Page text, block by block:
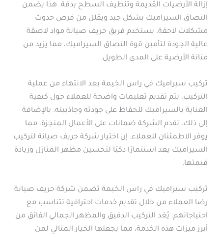
إزالة الأرضيات القديمة وتنظيف السطح بدقة. هذا يضمن
التصاق السيراميك بشكل جيد ويقلل من فرص حدوث
مشكلات لاحقة. يستخدم فريق حريف صيانة مواد لاصقة
عالية الجودة لتأمين قوة التصاق السيراميك، مما يزيد من
متانة الأرضية على المدى الطويل.
تركيب سيراميك في راس الخيمة بعد الانتهاء من عملية
التركيب، يتم تقديم تعليمات واضحة للعملاء حول كيفية
العناية بالسيراميك للحفاظ على جودته وجاذبيته. بالإضافة
إلى ذلك، تقدم الشركة ضمانات على الأعمال المنجزة، مما
يوفر الاطمئنان للعملاء. إن اختيار شركة حريف صيانة لتركيب
السيراميك يعد استثمارًا ذكيًا لتحسين مظهر المنازل وزيادة
قيمتها.
تركيب سيراميك في راس الخيمة تضمن شركة حريف صيانة
رضا العملاء من خلال تقديم خدمات احترافية تتناسب مع
احتياجاتهم. يُعَد التركيب الدقيق والمظهر الجمالي الفائق من
أبرز ميزات هذه الخدمة، مما يجعلها الخيار المثالي لمن